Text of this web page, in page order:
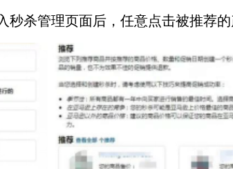
秒杀管理页面后，任意点击被推荐的